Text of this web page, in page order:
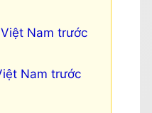
Nam trước
Nam trước